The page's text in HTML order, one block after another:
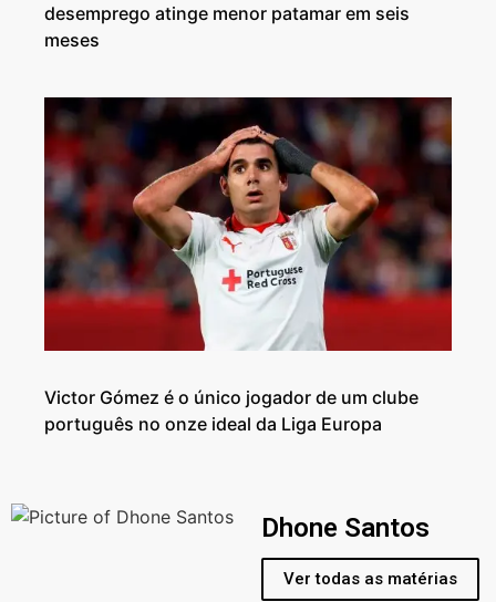
desemprego atinge menor patamar em seis
meses
Victor Gómez é o único jogador de um clube
português no onze ideal da Liga Europa
Dhone Santos
Ver todas as matérias